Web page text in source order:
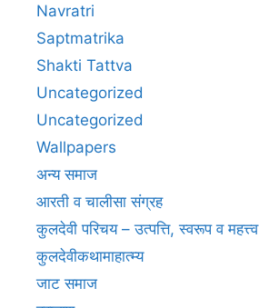
Navratri
Saptmatrika
Shakti Tattva
Uncategorized
Uncategorized
Wallpapers
अन्य समाज
आरती व चालीसा संग्रह
कुलदेवी परिचय – उत्पत्ति, स्वरूप व महत्त्व
कुलदेवीकथामाहात्म्य
जाट समाज